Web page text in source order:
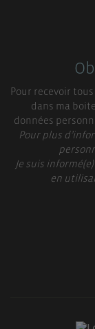
Pour recevoir
dans ma
données
Pour plus
Je suis
en